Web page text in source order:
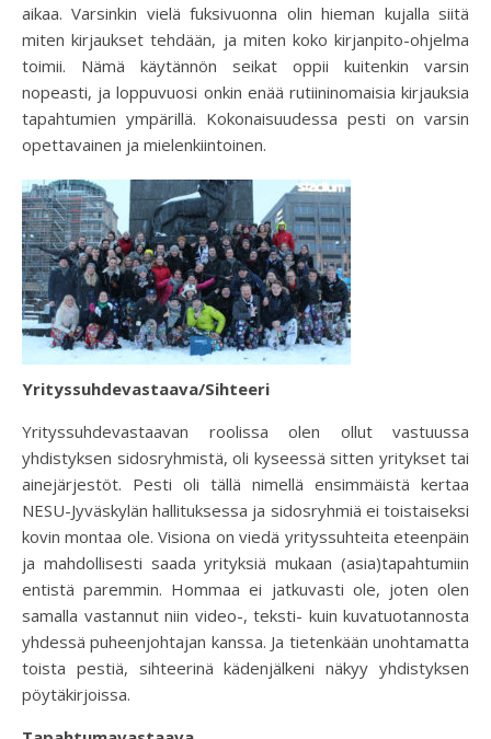
aikaa. Varsinkin vielä fuksivuonna olin hieman kujalla siitä
miten kirjaukset tehdään, ja miten koko kirjanpito-ohjelma
toimii. Nämä käytännön seikat oppii kuitenkin varsin
nopeasti, ja loppuvuosi onkin enää rutiininomaisia kirjauksia
tapahtumien ympärillä. Kokonaisuudessa pesti on varsin
opettavainen ja mielenkiintoinen.
Yrityssuhdevastaava/Sihteeri
Yrityssuhdevastaavan roolissa olen ollut vastuussa
yhdistyksen sidosryhmistä, oli kyseessä sitten yritykset tai
ainejärjestöt. Pesti oli tällä nimellä ensimmäistä kertaa
NESU-Jyväskylän hallituksessa ja sidosryhmiä ei toistaiseksi
kovin montaa ole. Visiona on viedä yrityssuhteita eteenpäin
ja mahdollisesti saada yrityksiä mukaan (asia)tapahtumiin
entistä paremmin. Hommaa ei jatkuvasti ole, joten olen
samalla vastannut niin video-, teksti- kuin kuvatuotannosta
yhdessä puheenjohtajan kanssa. Ja tietenkään unohtamatta
toista pestiä, sihteerinä kädenjälkeni näkyy yhdistyksen
pöytäkirjoissa.